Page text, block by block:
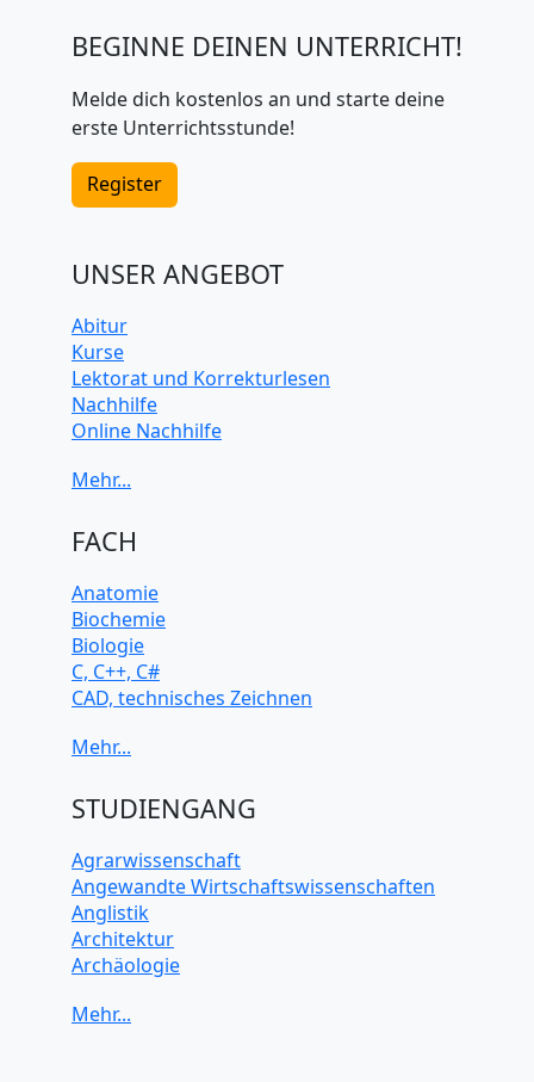
BEGINNE DEINEN UNTERRICHT!
Melde dich kostenlos an und starte deine
erste Unterrichtsstunde!
Register
UNSER ANGEBOT
Abitur
Kurse
Lektorat und Korrekturlesen
Nachhilfe
Online Nachhilfe
FACH
Anatomie
Biochemie
Biologie
C, C++, C#
CAD, technisches Zeichnen
Computerarchitektur
Elektrotechnik
Java
JavaScript
Künstliche Intelligenz
Latein
Makroökonomie
Mechanik
STUDIENGANG
Agrarwissenschaft
Angewandte Wirtschaftswissenschaften
Anglistik
Architektur
Archäologie
Biochemie Wissenschaften